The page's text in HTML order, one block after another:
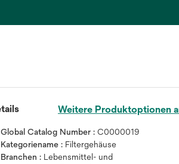
Weitere Produktoptionen
Global Catalog Number :C0000019
Kategoriename : Filtergehäuse
Branchen : Lebensmittel- und